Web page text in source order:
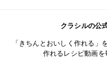
クラシルの公
「きちんとおいしく作れる」
作れるレシピ動画を